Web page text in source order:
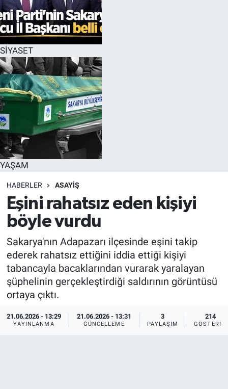
SİYASET
YAŞAM
HABERLER ASAYİŞ
Eşini rahatsız eden kişiyi
böyle vurdu
Sakarya'nın Adapazarı ilçesinde eşini takip
ederek rahatsız ettiğini iddia ettiği kişiyi
tabancayla bacaklarından vurarak yaralayan
şüphelinin gerçekleştirdiği saldırının görüntüsü
ortaya çıktı.
21.06.2026 - 13:29
YAYINLANMA
21.06.2026 - 13:31
GÜNCELLEME
3
PAYLAŞIM
214
GÖSTERIM